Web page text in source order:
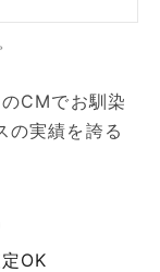
CMでお馴染
の実績を誇る
OK